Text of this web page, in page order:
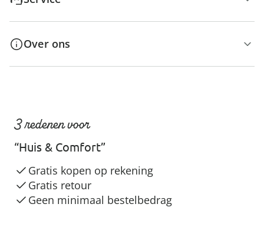
Over ons
3 redenen voor
“Huis & Comfort”
Gratis kopen op rekening
Gratis retour
Geen minimaal bestelbedrag